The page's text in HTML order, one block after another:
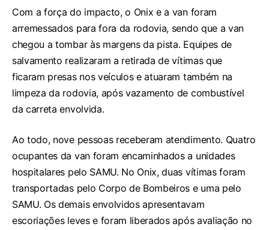
Com a força do impacto, o Onix e a van foram
arremessados para fora da rodovia, sendo que a van
chegou a tombar às margens da pista. Equipes de
salvamento realizaram a retirada de vítimas que
ficaram presas nos veículos e atuaram também na
limpeza da rodovia, após vazamento de combustível
da carreta envolvida.
Ao todo, nove pessoas receberam atendimento. Quatro
ocupantes da van foram encaminhados a unidades
hospitalares pelo SAMU. No Onix, duas vítimas foram
transportadas pelo Corpo de Bombeiros e uma pelo
SAMU. Os demais envolvidos apresentavam
escoriações leves e foram liberados após avaliação no